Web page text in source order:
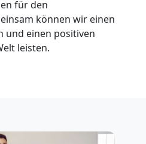
für den
können wir einen
und einen positiven
leisten.